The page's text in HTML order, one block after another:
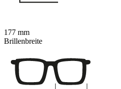
177 mm
Brillenbreite